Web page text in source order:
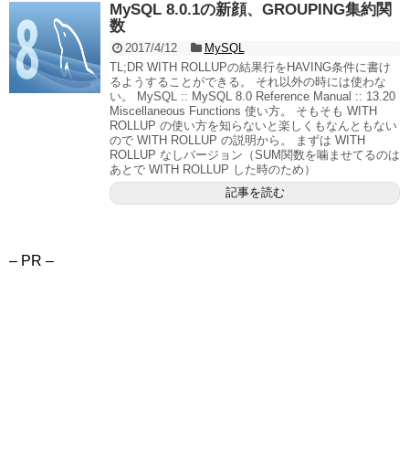
MySQL 8.0.1の新顔、GROUPING集約関
数
2017/4/12
MySQL
TL;DR WITH ROLLUPの結果行をHAVING条件に書け
るようすることができる。 それ以外の時には使わな
い。 MySQL :: MySQL 8.0 Reference Manual :: 13.20
Miscellaneous Functions 使い方。 そもそも WITH
ROLLUP の使い方を知らないと楽しくもなんともない
ので WITH ROLLUP の説明から。 まずは WITH
ROLLUP なしバージョン（SUM関数を噛ませてるのは
あとで WITH ROLLUP した時のため）
記事を読む
– PR –